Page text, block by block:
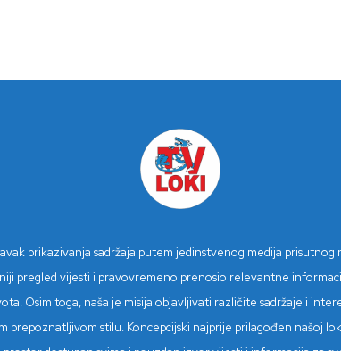
prikazivanja sadržaja putem jedinstvenog medija
pregled vijesti i pravovremeno prenosio relevantne
Osim toga, naša je misija objavljivati različite sadržaje i
stilu. Koncepcijski najprije prilagođen našoj